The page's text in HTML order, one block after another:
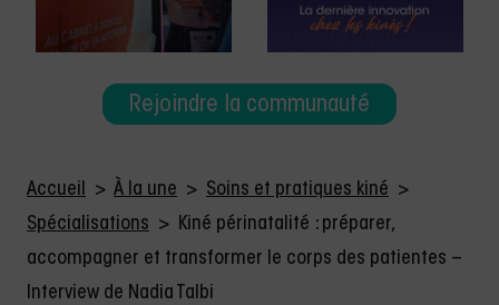
Rejoindre la communauté
Accueil > À la une > Soins et pratiques kiné >
Spécialisations > Kiné périnatalité : préparer,
accompagner et transformer le corps des patientes –
Interview de Nadia Talbi